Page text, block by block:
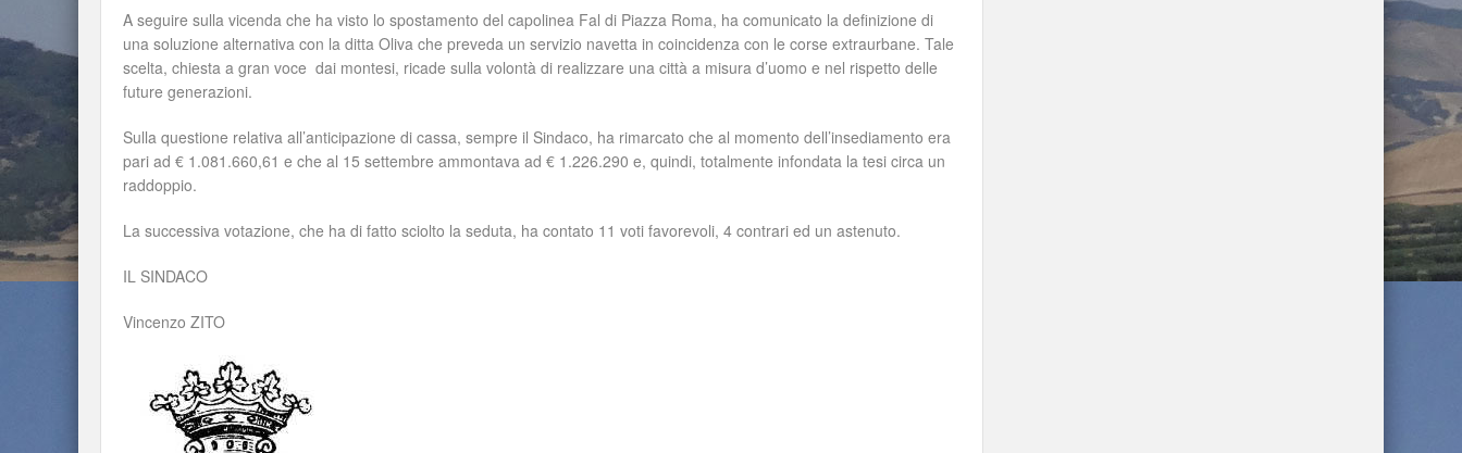
A seguire sulla vicenda che ha visto lo spostamento del capolinea Fal di Piazza Roma, ha comunicato la definizione di
una soluzione alternativa con la ditta Oliva che preveda un servizio navetta in coincidenza con le corse extraurbane. Tale
scelta, chiesta a gran voce dai montesi, ricade sulla volontà di realizzare una città a misura d’uomo e nel rispetto delle
future generazioni.
Sulla questione relativa all’anticipazione di cassa, sempre il Sindaco, ha rimarcato che al momento dell’insediamento era
pari ad € 1.081.660,61 e che al 15 settembre ammontava ad € 1.226.290 e, quindi, totalmente infondata la tesi circa un
raddoppio.
La successiva votazione, che ha di fatto sciolto la seduta, ha contato 11 voti favorevoli, 4 contrari ed un astenuto.
IL SINDACO
Vincenzo ZITO